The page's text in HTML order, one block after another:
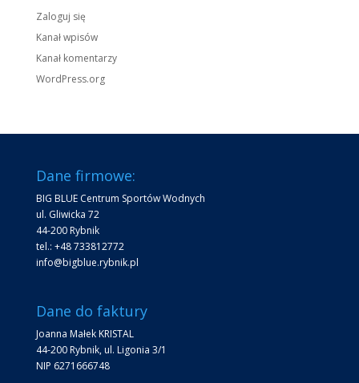
Zaloguj się
Kanał wpisów
Kanał komentarzy
WordPress.org
Dane firmowe:
BIG BLUE Centrum Sportów Wodnych
ul. Gliwicka 72
44-200 Rybnik
tel.: +48 733812772
info@bigblue.rybnik.pl
Dane do faktury
Joanna Małek KRISTAL
44-200 Rybnik, ul. Ligonia 3/1
NIP 6271666748